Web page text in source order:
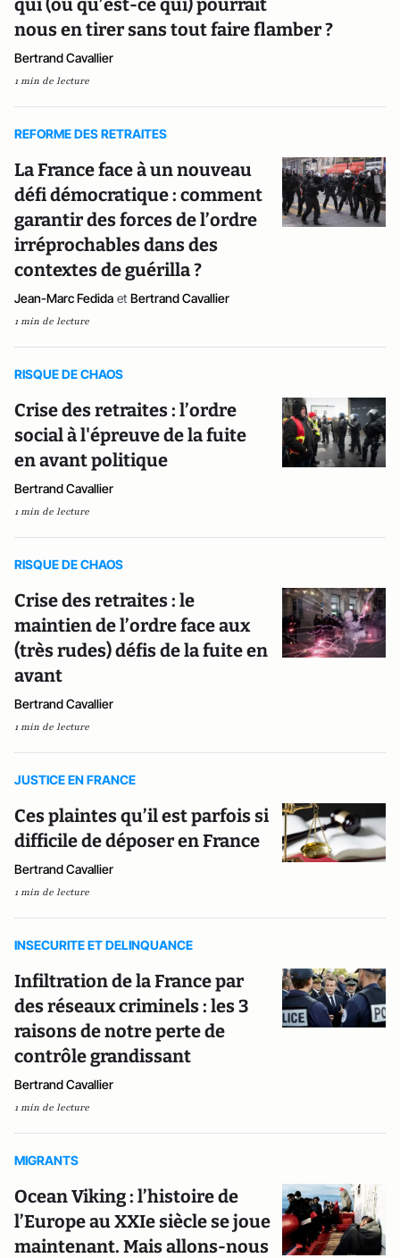
qui (ou qu’est-ce qui) pourrait
nous en tirer sans tout faire flamber ?
Bertrand Cavallier
1 min de lecture
REFORME DES RETRAITES
La France face à un nouveau
défi démocratique : comment
garantir des forces de l’ordre
irréprochables dans des
contextes de guérilla ?
Jean-Marc Fedida et Bertrand Cavallier
1 min de lecture
RISQUE DE CHAOS
Crise des retraites : l’ordre
social à l'épreuve de la fuite
en avant politique
Bertrand Cavallier
1 min de lecture
RISQUE DE CHAOS
Crise des retraites : le
maintien de l’ordre face aux
(très rudes) défis de la fuite en
avant
Bertrand Cavallier
1 min de lecture
JUSTICE EN FRANCE
Ces plaintes qu’il est parfois si
difficile de déposer en France
Bertrand Cavallier
1 min de lecture
INSECURITE ET DELINQUANCE
Infiltration de la France par
des réseaux criminels : les 3
raisons de notre perte de
contrôle grandissant
Bertrand Cavallier
1 min de lecture
MIGRANTS
Ocean Viking : l’histoire de
l’Europe au XXIe siècle se joue
maintenant. Mais allons-nous